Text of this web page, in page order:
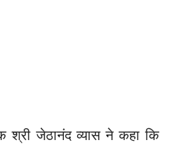
श्री जेठानंद व्यास ने कहा कि